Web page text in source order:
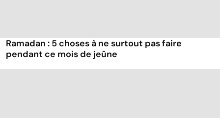
Ramadan : 5 choses à ne surtout pas faire
pendant ce mois de jeûne